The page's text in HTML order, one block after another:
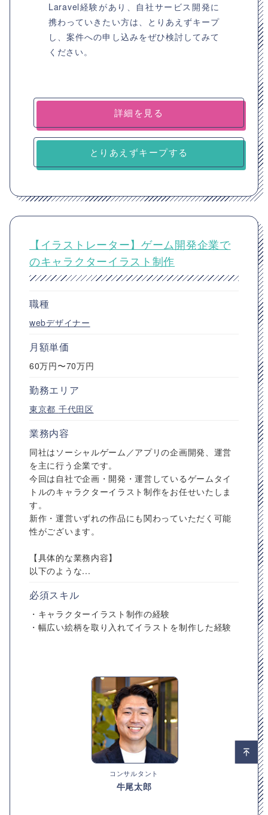
Laravel経験があり、自社サービス開発に
携わっていきたい方は、とりあえずキープ
し、案件への申し込みをぜひ検討してみて
ください。
詳細を見る
とりあえずキープする
【イラストレーター】ゲーム開発企業で
のキャラクターイラスト制作
職種
webデザイナー
月額単価
60万円〜70万円
勤務エリア
東京都 千代田区
業務内容
同社はソーシャルゲーム／アプリの企画開発、運営
を主に行う企業です。
今回は自社で企画・開発・運営しているゲームタイ
トルのキャラクターイラスト制作をお任せいたしま
す。
新作・運営いずれの作品にも関わっていただく可能
性がございます。
【具体的な業務内容】
以下のような...
必須スキル
・キャラクターイラスト制作の経験
・幅広い絵柄を取り入れてイラストを制作した経験
コンサルタント
牛尾太郎